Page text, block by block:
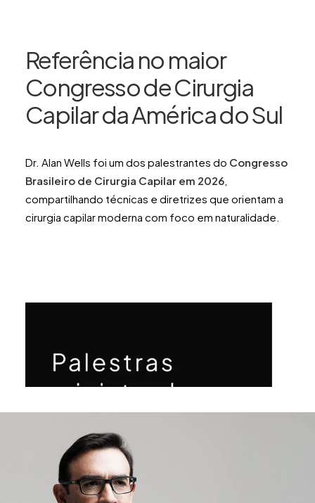
Referência no maior
Congresso de Cirurgia
Capilar da América do Sul
Dr. Alan Wells foi um dos palestrantes do Congresso
Brasileiro de Cirurgia Capilar em 2026,
compartilhando técnicas e diretrizes que orientam a
cirurgia capilar moderna com foco em naturalidade.